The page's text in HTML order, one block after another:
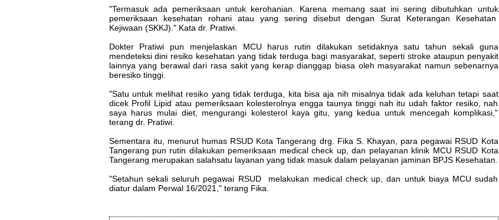
"Termasuk ada pemeriksaan untuk kerohanian. Karena memang saat ini sering dibutuhkan untuk
pemeriksaan kesehatan rohani atau yang sering disebut dengan Surat Keterangan Kesehatan
Kejiwaan (SKKJ)." Kata dr. Pratiwi.
Dokter Pratiwi pun menjelaskan MCU harus rutin dilakukan setidaknya satu tahun sekali guna
mendeteksi dini resiko kesehatan yang tidak terduga bagi masyarakat, seperti stroke ataupun penyakit
lainnya yang berawal dari rasa sakit yang kerap dianggap biasa oleh masyarakat namun sebenarnya
beresiko tinggi.
"Satu untuk melihat resiko yang tidak terduga, kita bisa aja nih misalnya tidak ada keluhan tetapi saat
dicek Profil Lipid atau pemeriksaan kolesterolnya engga taunya tinggi nah itu udah faktor resiko, nah
saya harus mulai diet, mengurangi kolesterol kaya gitu, yang kedua untuk mencegah komplikasi,"
terang dr. Pratiwi.
Sementara itu, menurut humas RSUD Kota Tangerang drg. Fika S. Khayan, para pegawai RSUD Kota
Tangerang pun rutin dilakukan pemeriksaan medical check up, dan pelayanan klinik MCU RSUD Kota
Tangerang merupakan salahsatu layanan yang tidak masuk dalam pelayanan jaminan BPJS Kesehatan.
"Setahun sekali seluruh pegawai RSUD melakukan medical check up, dan untuk biaya MCU sudah
diatur dalam Perwal 16/2021," terang Fika.